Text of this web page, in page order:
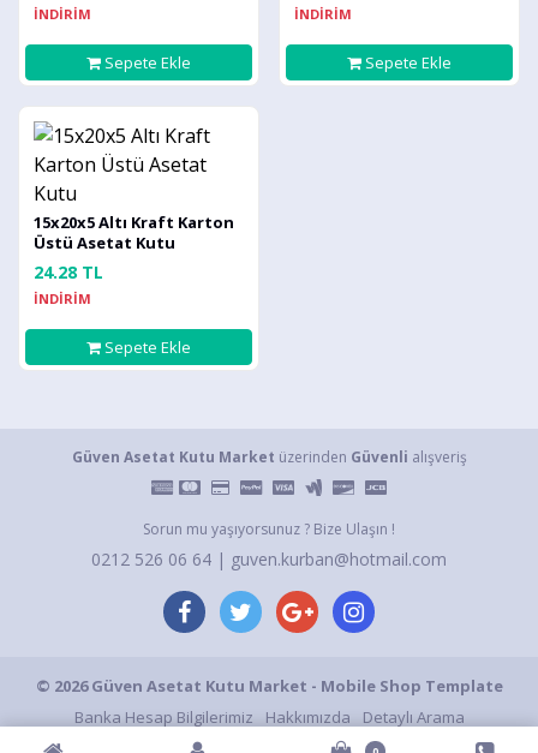
İNDİRİM
Sepete Ekle
İNDİRİM
Sepete Ekle
15x20x5 Altı Kraft Karton
Üstü Asetat Kutu
24.28 TL
İNDİRİM
Sepete Ekle
Güven Asetat Kutu Market üzerinden Güvenli alışveriş
Sorun mu yaşıyorsunuz ? Bize Ulaşın !
0212 526 06 64 | guven.kurban@hotmail.com
© 2026 Güven Asetat Kutu Market - Mobile Shop Template
Banka Hesap Bilgilerimiz
Hakkımızda
Detaylı Arama
Gizlilik ve Kullanım Şartları
Gizlilik Politikası S.S.S. İletişim